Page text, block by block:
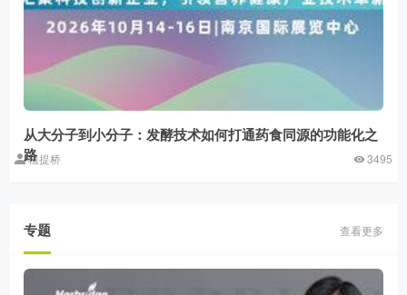
从大分子到小分子：发酵技术如何打通药食同源的功能化之
路
植提桥 3495
专题 查看更多